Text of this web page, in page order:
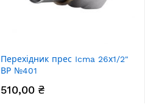
Перехідник прес Icma 26х1/2"
ВР №401
510,00 ₴